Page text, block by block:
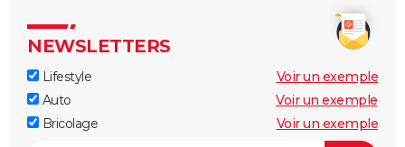
NEWSLETTERS
Lifestyle
Voir un exemple
Auto
Voir un exemple
Bricolage
Voir un exemple